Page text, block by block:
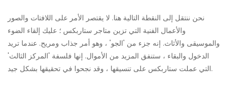
نحن ننتقل إلى النقطة التالية هنا. لا يقتصر الأمر على اللافتات والصور
والأعمال الفنية التي تزين متاجر ستاربكس ؛ عليك إلقاء الضوء
والموسيقى والأثاث. إنه جزء من 'الجو' ، وهو أمر جذاب ومريح. عندما تريد
الدخول والبقاء ، ستنفق المزيد من الأموال. إنها فلسفة 'المركز الثالث'
التي عملت ستاربكس على تنسيقها ، وقد نجحوا في تحقيقها بشكل جيد.